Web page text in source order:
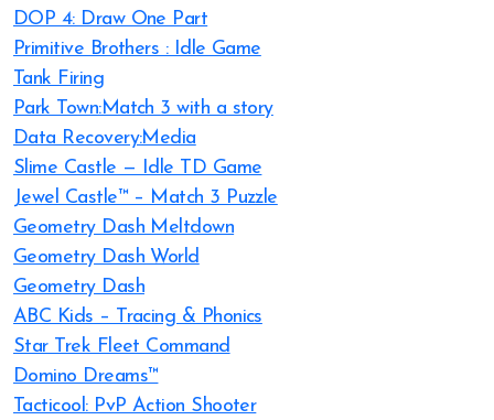
DOP 4: Draw One Part
Primitive Brothers : Idle Game
Tank Firing
Park Town:Match 3 with a story
Data Recovery:Media
Slime Castle — Idle TD Game
Jewel Castle™ – Match 3 Puzzle
Geometry Dash Meltdown
Geometry Dash World
Geometry Dash
ABC Kids – Tracing & Phonics
Star Trek Fleet Command
Domino Dreams™
Tacticool: PvP Action Shooter